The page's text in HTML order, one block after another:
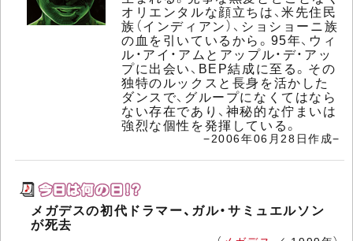
オリエンタルな顔立ちは、米先住民
族（インディアン）、ショショーニ族
の血を引いているから。95年、ウィ
ル・アイ・アムとアップル・デ・アッ
プに出会い、BEP結成に至る。その
独特のルックスと長身を活かした
ダンスで、グループになくてはなら
ない存在であり、神秘的な佇まいは
強烈な個性を発揮している。
−2006年06月28日作成−
メガデスの初代ドラマー、ガル・サミュエルソン
が死去